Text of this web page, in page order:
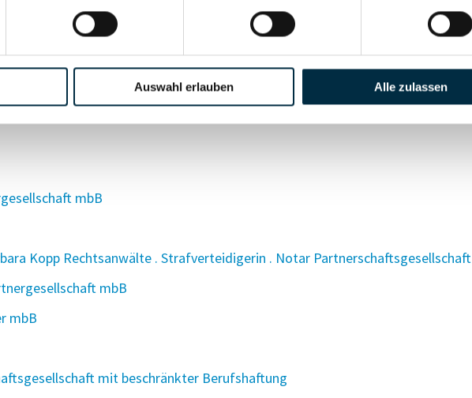
Auswahl erlauben Alle zulassen
mbB
mbB
Wohlers Partnerschaftsgesellschaft
mbB
mbB
Kopp Rechtsanwälte . Strafverteidigerin . Notar Partnerschaftsgesellschaft
mbB
mbB
mit beschränkter Berufshaftung